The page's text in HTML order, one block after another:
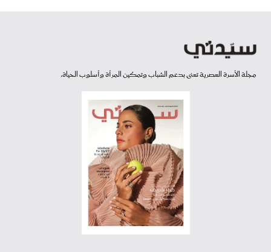
مجلة الأسرة العصرية تعنى بدعم الشباب وتمكين المرأة وأسلوب الحياة.